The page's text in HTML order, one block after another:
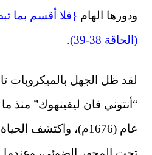
ودورها الهام {فلا أقسم بما
(الحاقة 38-39).
لقد ظل الجهل بالميكروبات
“أنتوني فان ليفينهوك” منذ ما
عام (1676م)، واكتشف